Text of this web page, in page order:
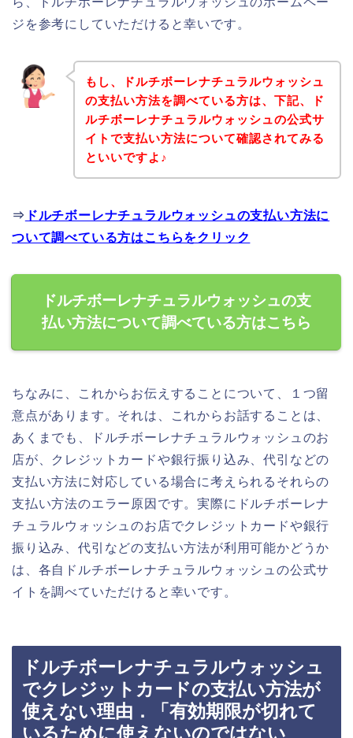
ジを参考にしていただけると幸いです。
もし、ドルチボーレナチュラルウォッシュ
の支払い方法を調べている方は、下記、ド
ルチボーレナチュラルウォッシュの公式サ
イトで支払い方法について確認されてみる
といいですよ♪
⇒ ドルチボーレナチュラルウォッシュの支払い方法に
ついて調べている方はこちらをクリック
ドルチボーレナチュラルウォッシュの支
払い方法について調べている方はこちら
ちなみに、これからお伝えすることについて、１つ留
意点があります。それは、これからお話することは、
あくまでも、ドルチボーレナチュラルウォッシュのお
店が、クレジットカードや銀行振り込み、代引などの
支払い方法に対応している場合に考えられるそれらの
支払い方法のエラー原因です。実際にドルチボーレナ
チュラルウォッシュのお店でクレジットカードや銀行
振り込み、代引などの支払い方法が利用可能かどうか
は、各自ドルチボーレナチュラルウォッシュの公式サ
イトを調べていただけると幸いです。
ドルチボーレナチュラルウォッシュ
でクレジットカードの支払い方法が
使えない理由．「有効期限が切れて
いるために使えないのではない